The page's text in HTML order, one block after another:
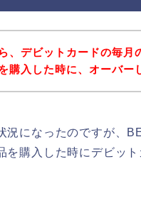
、デビットカードの毎
購入した時に、オーバー
況になったのですが、
を購入した時にデビッ